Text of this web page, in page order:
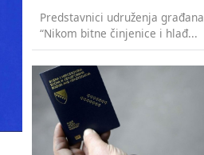
Predstavnici udruženja građana
“Nikom bitne činjenice i hlađ...